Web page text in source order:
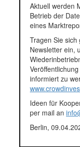
Sanierung und
10 PKW-Stellplätze
Fundingsumme
Finanziert in
Segment
Anlagestatus
Plattform
Aktuell werden
Betrieb der
eines
Tragen Sie
Newsletter ein,
informiert zu
Ideen für
per mail an
Berlin,